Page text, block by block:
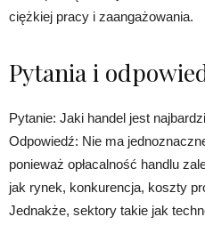
ciężkiej pracy i zaangażowania.
Pytania i
Pytanie: Jaki handel jest
Odpowiedź: Nie ma
ponieważ opłacalność handlu
jak rynek, konkurencja, koszty
Jednakże, sektory takie jak